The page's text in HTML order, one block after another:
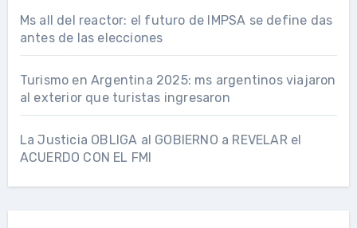
Ms all del reactor: el futuro de IMPSA se define das
antes de las elecciones
Turismo en Argentina 2025: ms argentinos viajaron
al exterior que turistas ingresaron
La Justicia OBLIGA al GOBIERNO a REVELAR el
ACUERDO CON EL FMI